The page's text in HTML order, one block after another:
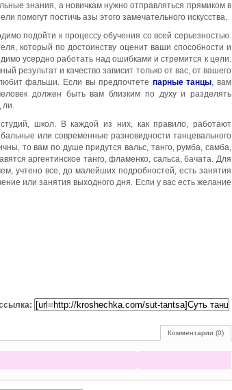
знания, а новичкам нужно отправляться прямиком в
помогут постичь азы этого замечательного искусства.
подойти к процессу обучения со всей серьезностью.
который по достоинству оценит ваши способности и
усердно работать над ошибками и стремится к цели.
результат и качество зависит только от вас, от вашего
фальши. Если вы предпочтете парные танцы, вам
должен быть вам близким по духу и разделять
ли.
школ. В каждой из них, как правило, работают
или современные разновидности танцевального
то вам по душе придутся вальс, танго, румба, самба,
аргентинское танго, фламенко, сальса, бачата. Для
учтено все, до малейших подробностей, есть занятия
или занятия выходного дня. Если у вас есть желание
Комментарии (0)